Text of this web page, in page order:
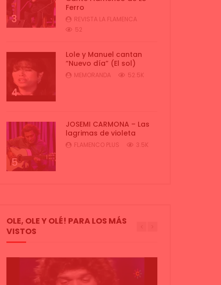
3
Ferro
REVISTA LA FLAMENCA
52
4
Lole y Manuel cantan
“Nuevo día” (El sol)
MEMORANDA 52.5K
5
JOSEMI CARMONA – Las
lagrimas de violeta
FLAMENCO PLUS 3.5K
OLE, OLE Y OLÉ! PARA LOS MÁS
VISTOS